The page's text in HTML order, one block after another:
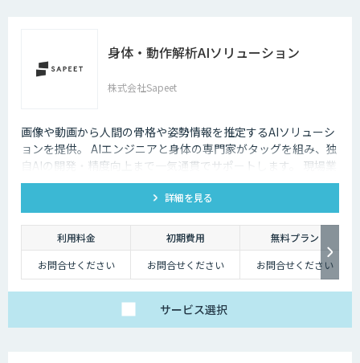
身体・動作解析AIソリューション
株式会社Sapeet
画像や動画から人間の骨格や姿勢情報を推定するAIソリューシ
ョンを提供。 AIエンジニアと身体の専門家がタッグを組み、独
自AIの開発・精度向上まで一気通貫でサポートします。 現場業
務に寄り添ったシステムを構築することで、本当に使われ、成
果につながるAI導入を実現します。
詳細を見る
利用料金 初期費用
無料プラン
お問合せください
お問合せください お問合せください
サービス選択